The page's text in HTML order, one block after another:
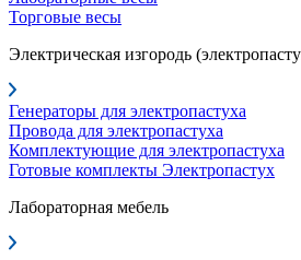
Торговые весы
Электрическая изгородь
Генераторы для электропастуха
Провода для электропастуха
Комплектующие для электропастуха
Готовые комплекты Электропастух
Лабораторная мебель